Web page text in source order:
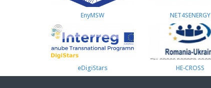
EnyMSW NET4SENERGY
eDigiStars HE-CROSS